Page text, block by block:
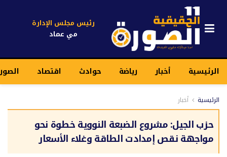
رئيس مجلس الإدارة
مي عماد
الرئيسية أخبار رياضة حوادث اقتصاد
الرئيسية أخبار
حزب الجيل: مشروع الضبعة النووية خطوة نحو
مواجهة نقص إمدادت الطاقة وغلاء الأسعار